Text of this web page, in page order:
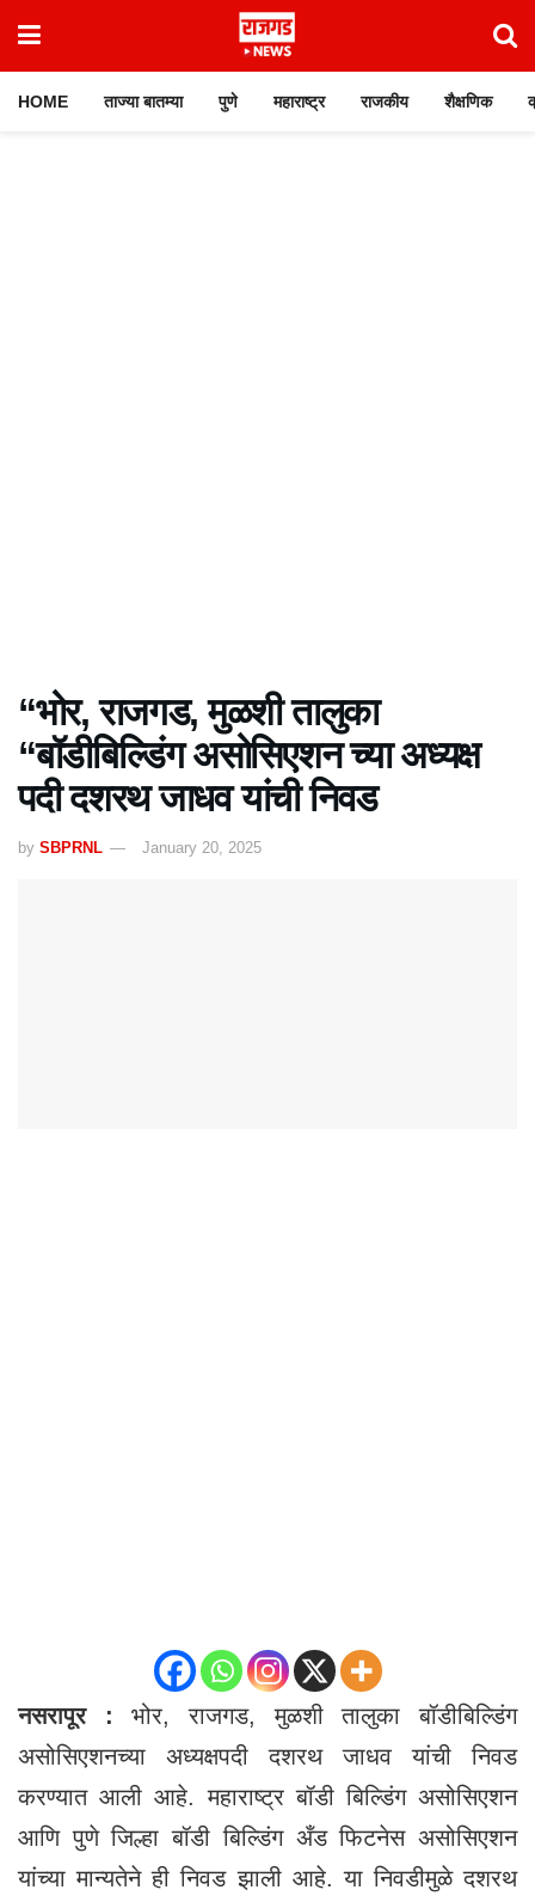
HOME ताज्या बातम्या पुणे महाराष्ट्र राजकीय शैक्षणिक
“भोर, राजगड, मुळशी तालुका
“बॉडीबिल्डिंग असोसिएशन च्या अध्यक्ष
पदी दशरथ जाधव यांची निवड
by SBPRNL January 20, 2025
नसरापूर :भोर, राजगड, मुळशी तालुका बॉडीबिल्डिंग
असोसिएशनच्या अध्यक्षपदी दशरथ जाधव यांची निवड
करण्यात आली आहे. महाराष्ट्र बॉडी बिल्डिंग असोसिएशन
आणि पुणे जिल्हा बॉडी बिल्डिंग अँड फिटनेस असोसिएशन
यांच्या मान्यतेने ही निवड झाली आहे. या निवडीमुळे दशरथ